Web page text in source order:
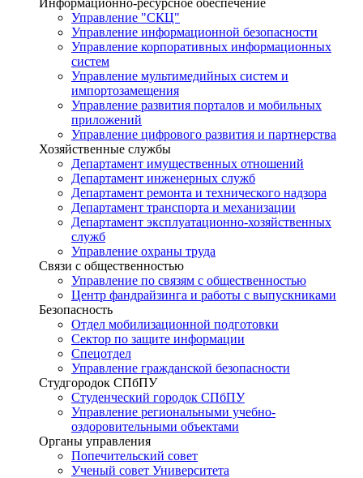
Управление "СКЦ"
Управление информационной безопасности
Управление корпоративных информационных
систем
Управление мультимедийных систем и
импортозамещения
Управление развития порталов и мобильных
приложений
Управление цифрового развития и партнерства
Хозяйственные службы
Департамент имущественных отношений
Департамент инженерных служб
Департамент ремонта и технического надзора
Департамент транспорта и механизации
Департамент эксплуатационно-хозяйственных
служб
Управление охраны труда
Связи с общественностью
Управление по связям с общественностью
Центр фандрайзинга и работы с выпускниками
Безопасность
Отдел мобилизационной подготовки
Сектор по защите информации
Спецотдел
Управление гражданской безопасности
Студгородок СПбПУ
Студенческий городок СПбПУ
Управление региональными учебно-
оздоровительными объектами
Органы управления
Попечительский совет
Ученый совет Университета